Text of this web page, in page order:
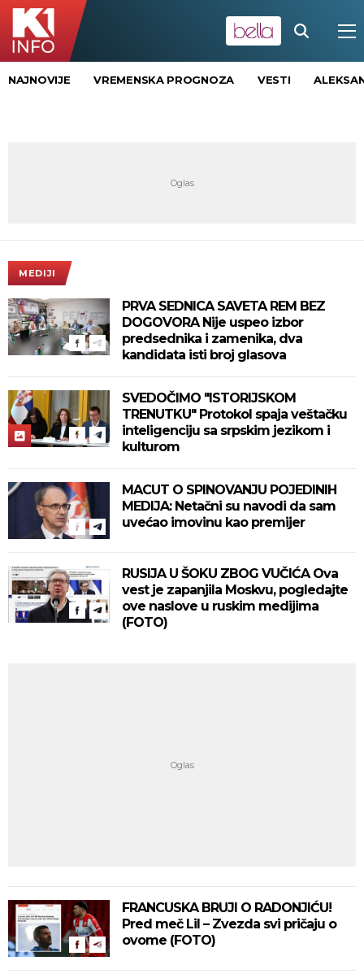
NAJNOVIJE VREMENSKA PROGNOZA VESTI
MEDIJI
PRVA SEDNICA SAVETA REM BEZ
DOGOVORA Nije uspeo izbor
predsednika i zamenika, dva
kandidata isti broj glasova
SVEDOČIMO "ISTORIJSKOM
TRENUTKU" Protokol spaja veštačku
inteligenciju sa srpskim jezikom i
kulturom
MACUT O SPINOVANJU POJEDINIH
MEDIJA: Netačni su navodi da sam
uvećao imovinu kao premijer
RUSIJA U ŠOKU ZBOG VUČIĆA Ova
vest je zapanjila Moskvu, pogledajte
ove naslove u ruskim medijima
(FOTO)
FRANCUSKA BRUJI O RADONJIĆU!
Pred meč Lil – Zvezda svi pričaju o
ovome (FOTO)